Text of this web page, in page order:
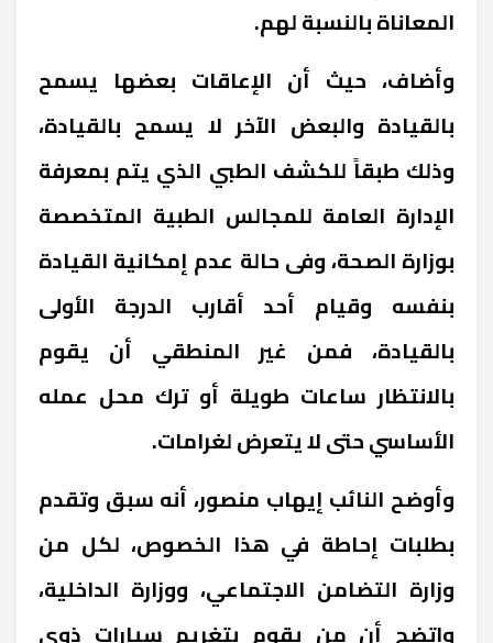
المعاناة بالنسبة لهم.
وأضاف، حيث أن الإعاقات بعضها يسمح
بالقيادة والبعض الآخر لا يسمح بالقيادة،
وذلك طبقاً للكشف الطبي الذي يتم بمعرفة
الإدارة العامة للمجالس الطبية المتخصصة
بوزارة الصحة، وفى حالة عدم إمكانية القيادة
بنفسه وقيام أحد أقارب الدرجة الأولى
بالقيادة، فمن غير المنطقي أن يقوم
بالانتظار ساعات طويلة أو ترك محل عمله
الأساسي حتى لا يتعرض لغرامات.
وأوضح النائب إيهاب منصور، أنه سبق وتقدم
بطلبات إحاطة في هذا الخصوص، لكل من
وزارة التضامن الاجتماعي، ووزارة الداخلية،
واتضح أن من يقوم بتغريم سيارات ذوي